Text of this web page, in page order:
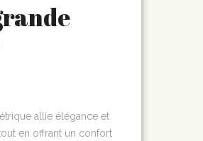
allie élégance et
en offrant un confort